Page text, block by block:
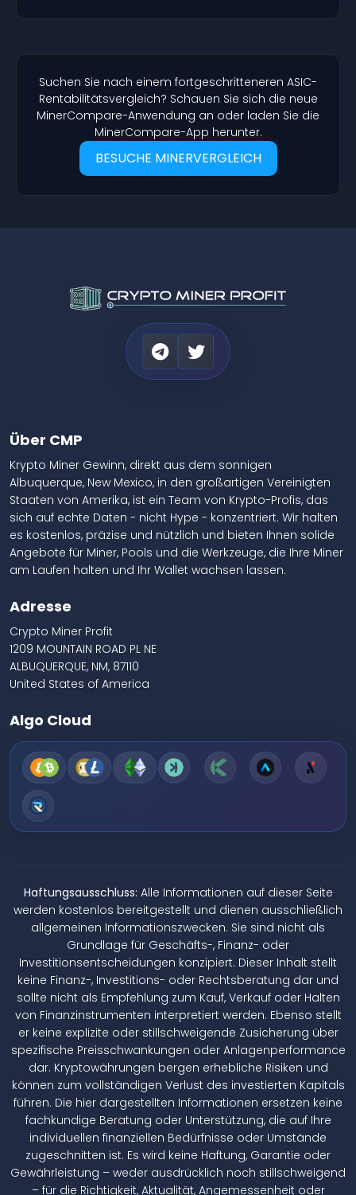
Suchen Sie nach einem fortgeschritteneren ASIC-
Rentabilitätsvergleich? Schauen Sie sich die neue
MinerCompare-Anwendung an oder laden Sie die
MinerCompare-App herunter.
BESUCHE MINERVERGLEICH
Über CMP
Krypto Miner Gewinn, direkt aus dem sonnigen
Albuquerque, New Mexico, in den großartigen Vereinigten
Staaten von Amerika, ist ein Team von Krypto-Profis, das
sich auf echte Daten - nicht Hype - konzentriert. Wir halten
es kostenlos, präzise und nützlich und bieten Ihnen solide
Angebote für Miner, Pools und die Werkzeuge, die Ihre Miner
am Laufen halten und Ihr Wallet wachsen lassen.
Adresse
Crypto Miner Profit
1209 MOUNTAIN ROAD PL NE
ALBUQUERQUE, NM, 87110
United States of America
Algo Cloud
Haftungsausschluss: Alle Informationen auf dieser Seite
werden kostenlos bereitgestellt und dienen ausschließlich
allgemeinen Informationszwecken. Sie sind nicht als
Grundlage für Geschäfts-, Finanz- oder
Investitionsentscheidungen konzipiert. Dieser Inhalt stellt
keine Finanz-, Investitions- oder Rechtsberatung dar und
sollte nicht als Empfehlung zum Kauf, Verkauf oder Halten
von Finanzinstrumenten interpretiert werden. Ebenso stellt
er keine explizite oder stillschweigende Zusicherung über
spezifische Preisschwankungen oder Anlagenperformance
dar. Kryptowährungen bergen erhebliche Risiken und
können zum vollständigen Verlust des investierten Kapitals
führen. Die hier dargestellten Informationen ersetzen keine
fachkundige Beratung oder Unterstützung, die auf Ihre
individuellen finanziellen Bedürfnisse oder Umstände
zugeschnitten ist. Es wird keine Haftung, Garantie oder
Gewährleistung – weder ausdrücklich noch stillschweigend
– für die Richtigkeit, Aktualität, Angemessenheit oder